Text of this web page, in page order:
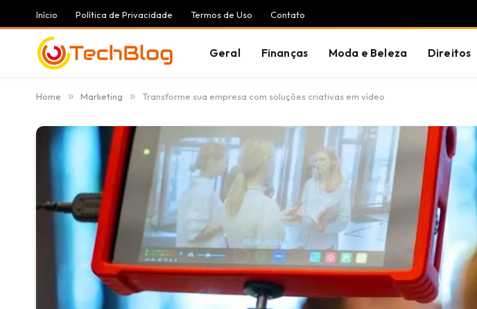
Início Política de Privacidade Termos de Uso Contato
Geral Finanças Moda e Beleza Direitos
Home » Marketing » Transforme sua empresa com soluções criativas em vídeo